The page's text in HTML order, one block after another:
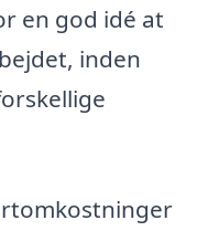
en god idé at
inden